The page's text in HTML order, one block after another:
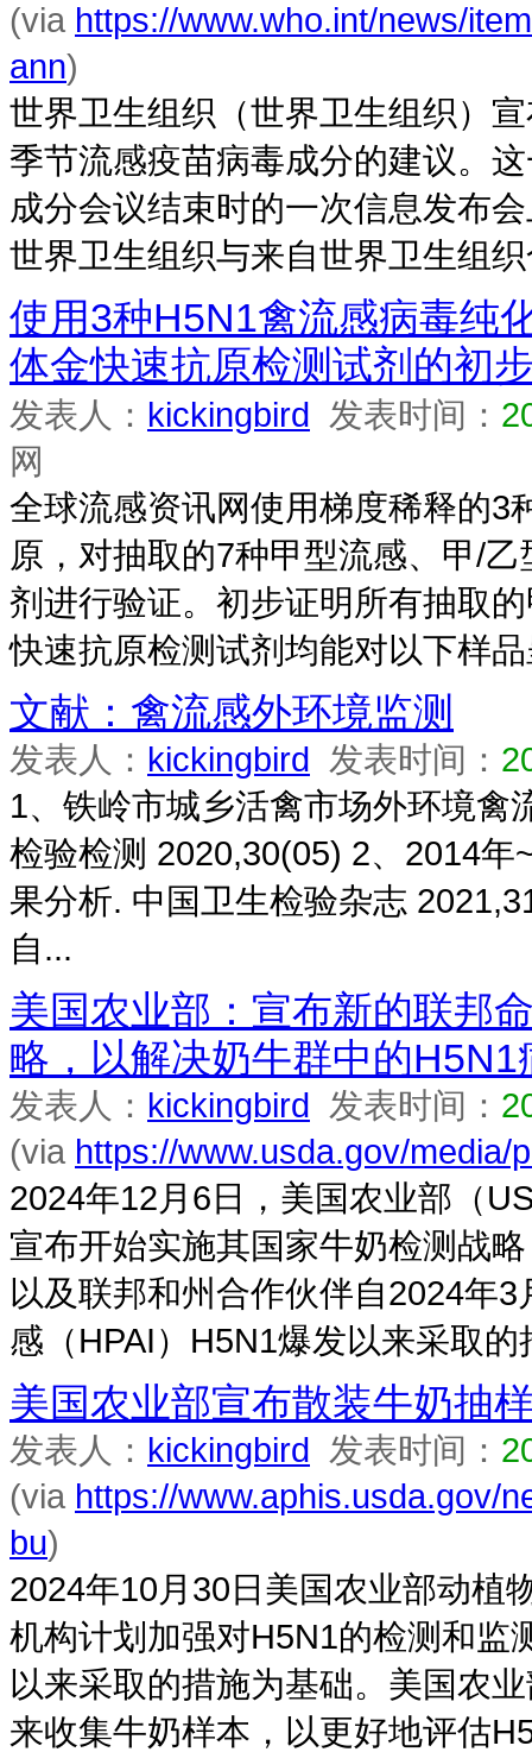
(via https://www.who.int/news/
ann)
世界卫生组织（世界卫生组织）
季节流感疫苗病毒成分的建议。
成分会议结束时的一次信息发布
世界卫生组织与来自世界卫生组
使用3种H5N1禽流感病毒纯
体金快速抗原检测试剂的初
发表人： kickingbird 发表时间：
网
全球流感资讯网使用梯度稀释的3
原，对抽取的7种甲型流感、甲/
剂进行验证。初步证明所有抽取
快速抗原检测试剂均能对以下样
文献：禽流感外环境监测
发表人： kickingbird 发表时间：
1、铁岭市城乡活禽市场外环境禽
检验检测 2020,30(05) 2、2014
果分析. 中国卫生检验杂志
自...
美国农业部：宣布新的联邦
略，以解决奶牛群中的H5N1
发表人： kickingbird 发表时间：
(via https://www.usda.gov/
2024年12月6日，美国农业部（
宣布开始实施其国家牛奶检测战
以及联邦和州合作伙伴自2024年
感（HPAI）H5N1爆发以来采取的
美国农业部宣布散装牛奶抽
发表人： kickingbird 发表时间：
(via https://www.aphis.usda.gov/
bu)
2024年10月30日美国农业部动植
机构计划加强对H5N1的检测和监
以来采取的措施为基础。美国农
来收集牛奶样本，以更好地评估